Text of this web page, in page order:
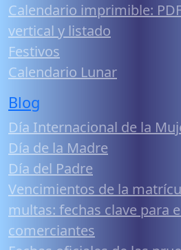
Calendario imprimible:
vertical y listado
Festivos
Calendario Lunar
Blog
Día Internacional de la
Día de la Madre
Día del Padre
Vencimientos de la
multas: fechas clave para
comerciantes